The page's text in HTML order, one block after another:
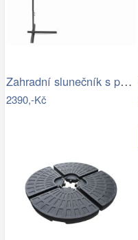
Zahradní slunečník s podstavcem ø 300…
2390,-Kč